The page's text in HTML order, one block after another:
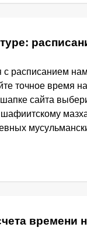
с расписанием
точное время
сайта
времени